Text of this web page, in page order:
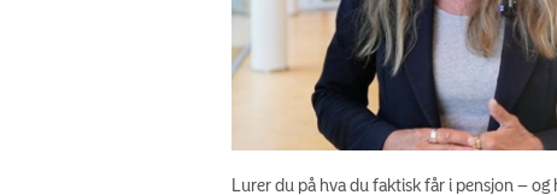
Lurer du på hva du faktisk får i pensjon –